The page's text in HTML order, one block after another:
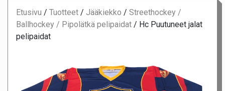
Etusivu / Tuotteet / Jääkiekko / Streethockey /
Ballhockey / Pipolätkä pelipaidat / Hc Puutuneet jalat
pelipaidat